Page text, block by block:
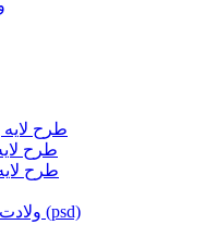
طرح
طرح
طرح
ولادت امام حسن عسکری (psd)